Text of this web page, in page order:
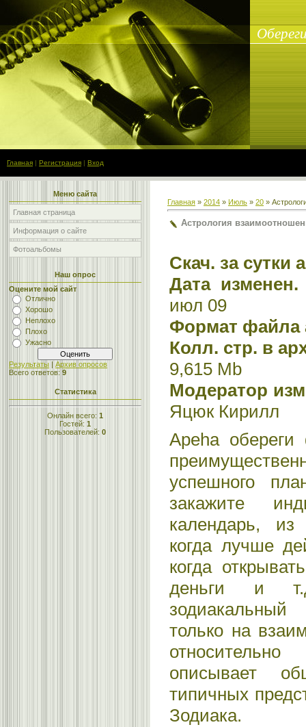
Главная | Регистрация | Вход
Меню сайта
Главная страница
Информация о сайте
Фотоальбомы
Наш опрос
Оцените мой сайт
Отлично
Хорошо
Неплохо
Плохо
Ужасно
Результаты | Архив опросов
Всего ответов: 9
Статистика
Онлайн всего: 1
Гостей: 1
Пользователей: 0
Главная » 2014 » Июль » 20 »
Астрология
Скач. за сутки
Дата
июл 09
Формат файла
Колл. стр. в
9,615 Mb
Модератор
Яцюк Кирилл
Apeha
успешного
закажите
календарь, из
когда лучше
когда
деньги и
зодиакальный
только на
описывает
типичных
Зодиака.